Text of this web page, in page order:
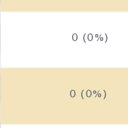
0 (0%)
0 (0%)